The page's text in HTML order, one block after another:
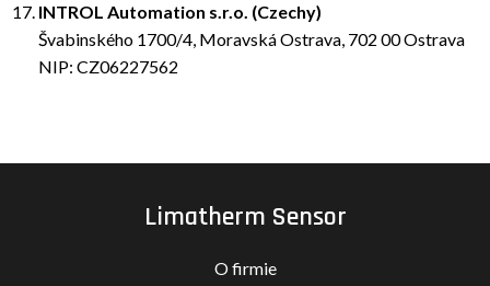
INTROL Automation s.r.o. (Czechy)
Švabinského 1700/4, Moravská Ostrava, 702 00 Ostrava
NIP: CZ06227562
Limatherm Sensor
O firmie